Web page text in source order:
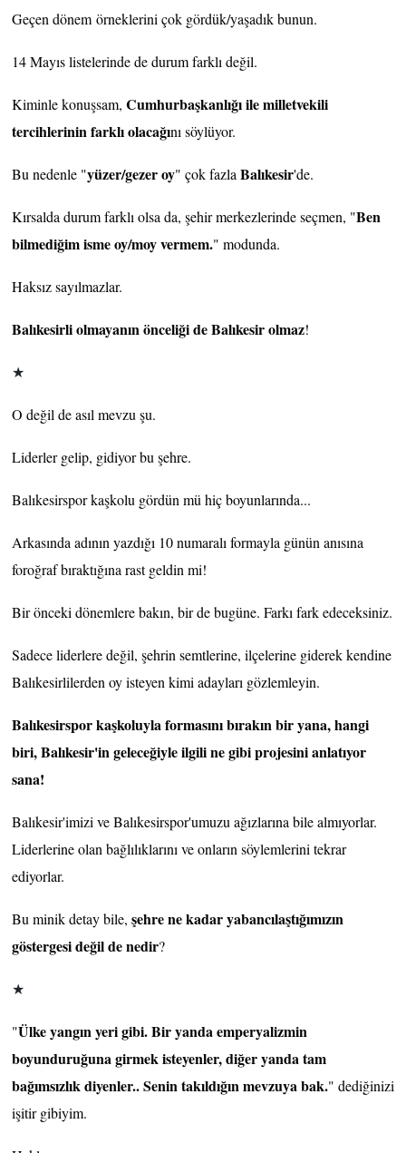
Geçen dönem örneklerini çok gördük/yaşadık bunun.
14 Mayıs listelerinde de durum farklı değil.
Kiminle konuşsam, Cumhurbaşkanlığı ile milletvekili
tercihlerinin farklı olacağını söylüyor.
Bu nedenle "yüzer/gezer oy" çok fazla Balıkesir'de.
Kırsalda durum farklı olsa da, şehir merkezlerinde seçmen, "Ben
bilmediğim isme oy/moy vermem." modunda.
Haksız sayılmazlar.
Balıkesirli olmayanın önceliği de Balıkesir olmaz!
★
O değil de asıl mevzu şu.
Liderler gelip, gidiyor bu şehre.
Balıkesirspor kaşkolu gördün mü hiç boyunlarında...
Arkasında adının yazdığı 10 numaralı formayla günün anısına
foroğraf bıraktığına rast geldin mi!
Bir önceki dönemlere bakın, bir de bugüne. Farkı fark edeceksiniz.
Sadece liderlere değil, şehrin semtlerine, ilçelerine giderek kendine
Balıkesirlilerden oy isteyen kimi adayları gözlemleyin.
Balıkesirspor kaşkoluyla formasını bırakın bir yana, hangi
biri, Balıkesir'in geleceğiyle ilgili ne gibi projesini anlatıyor
sana!
Balıkesir'imizi ve Balıkesirspor'umuzu ağızlarına bile almıyorlar.
Liderlerine olan bağlılıklarını ve onların söylemlerini tekrar
ediyorlar.
Bu minik detay bile, şehre ne kadar yabancılaştığımızın
göstergesi değil de nedir?
★
"Ülke yangın yeri gibi. Bir yanda emperyalizmin
boyunduruğuna girmek isteyenler, diğer yanda tam
bağımsızlık diyenler.. Senin takıldığın mevzuya bak." dediğinizi
işitir gibiyim.